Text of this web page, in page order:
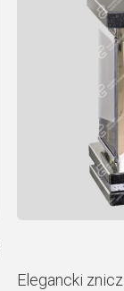
Elegancki